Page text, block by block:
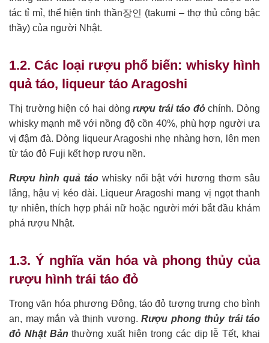
tác tỉ mỉ, thể hiện tinh thần장인 (takumi – thợ thủ công bậc
thầy) của người Nhật.
1.2. Các loại rượu phổ biến: whisky hình
quả táo, liqueur táo Aragoshi
Thị trường hiện có hai dòngrượu trái táo đỏchính. Dòng
whisky mạnh mẽ với nồng độ cồn 40%, phù hợp người ưa
vị đậm đà. Dòng liqueur Aragoshi nhẹ nhàng hơn, lên men
từ táo đỏ Fuji kết hợp rượu nền.
Rượu hình quả táowhisky nổi bật với hương thơm sâu
lắng, hậu vị kéo dài. Liqueur Aragoshi mang vị ngọt thanh
tự nhiên, thích hợp phái nữ hoặc người mới bắt đầu khám
phá rượu Nhật.
1.3. Ý nghĩa văn hóa và phong thủy của
rượu hình trái táo đỏ
Trong văn hóa phương Đông, táo đỏ tượng trưng cho bình
an, may mắn và thịnh vượng. Rượu phong thủy trái táo
đỏ Nhật Bản thường xuất hiện trong các dịp lễ Tết, khai